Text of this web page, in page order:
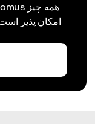
امکان پذیر